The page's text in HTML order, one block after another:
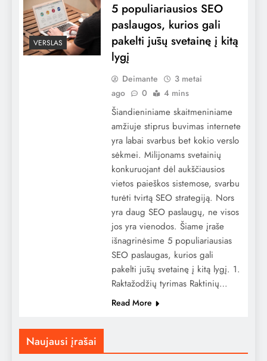
VERSLAS
5 populiariausios SEO
paslaugos, kurios gali
pakelti jūsų svetainę į kitą
lygį
Deimante
3 metai
ago
0 4 mins
Šiandieniniame skaitmeniniame
amžiuje stiprus buvimas internete
yra labai svarbus bet kokio verslo
sėkmei. Milijonams svetainių
konkuruojant dėl aukščiausios
vietos paieškos sistemose, svarbu
turėti tvirtą SEO strategiją. Nors
yra daug SEO paslaugų, ne visos
jos yra vienodos. Šiame įraše
išnagrinėsime 5 populiariausias
SEO paslaugas, kurios gali
pakelti jūsų svetainę į kitą lygį. 1.
Raktažodžių tyrimas Raktinių…
Read More
Naujausi įrašai